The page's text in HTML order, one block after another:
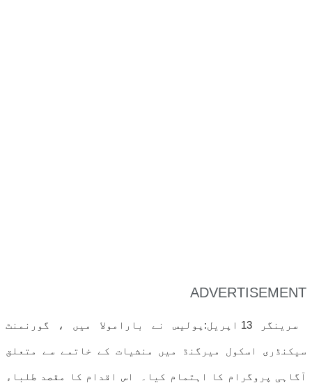
ADVERTISEMENT
سرینگر 13 اپریل:پولیس نے بارامولا میں ، گورنمنٹ
سیکنڈری اسکول میرگنڈ میں منشیات کے خاتمے سے متعلق
آگاہی پروگرام کا اہتمام کیا۔ اس اقدام کا مقصد طلباء